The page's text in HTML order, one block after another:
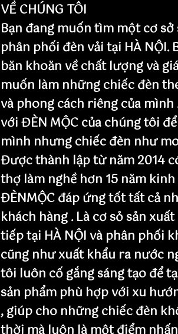
VỀ CHÚNG TÔI
Bạn đang muốn tìm một cơ sở
phân phối đèn vải tại HÀ NỘI.
băn khoăn về chất lượng và
muốn làm những chiếc đèn
và phong cách riêng của mình
với ĐÈN MỘC của chúng tôi
mình nhưng chiếc đèn như
Được thành lập từ năm 2014
thợ làm nghề hơn 15 năm
ĐÈNMỘC đáp ứng tốt tất cả
khách hàng . Là cơ sỏ sản
tiếp tại HÀ NỘI và phân phối
cũng như xuất khẩu ra nước
tôi luôn cố gắng sáng tạo để
sản phẩm phù hợp với xu
, giúp cho những chiếc đèn